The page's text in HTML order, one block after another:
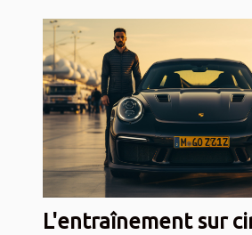
L'entraînement sur